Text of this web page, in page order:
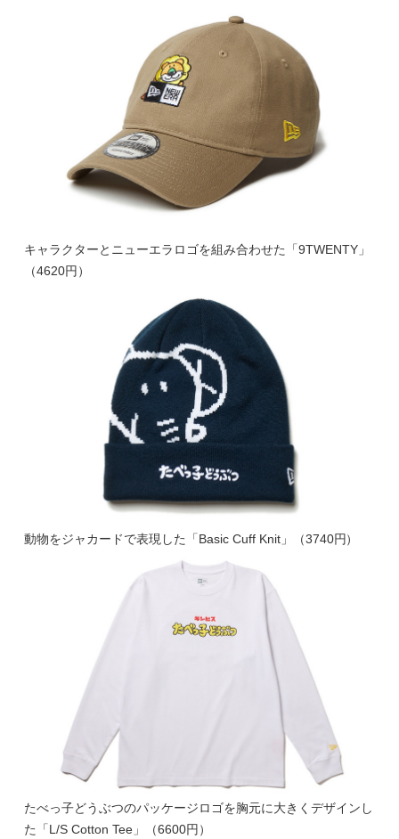
キャラクターとニューエラロゴを組み合わせた「9TWENTY」
（4620円）
動物をジャカードで表現した「Basic Cuff Knit」（3740円）
たべっ子どうぶつのパッケージロゴを胸元に大きくデザインし
た「L/S Cotton Tee」（6600円）